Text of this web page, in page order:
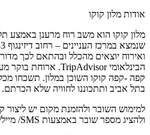
אודות מלון קוקו
מלון קוקו הוא משב רוח מרענן באמצע
שנמצא במרכז העניינים – רחוב דיזינגוף 83.
ואירוח יוצאים מהכלל ובהתאם לכך
הבינלאומיTripAdvisor
. ארוחת בוקר
קפה -קפה קוקו השוכן במלון. תשכחו
בתל אביב ותתכוננו לחוויה שלא הכרתם.
ולהציג מספר שובר באמצעות SMS/ מייל/ שובר מודפס.